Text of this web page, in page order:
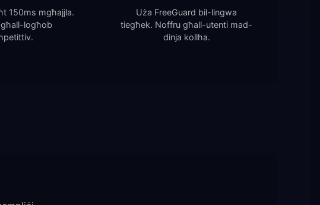
150ms mgħajjla.
logħob
Uża FreeGuard bil-lingwa
tiegħek. Noffru għall-utenti mad-
dinja kollha.